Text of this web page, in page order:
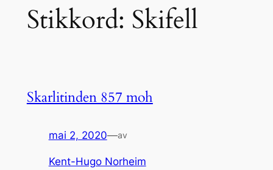
Stikkord: Skifell
Skarlitinden 857 moh
mai 2, 2020—av
Kent-Hugo Norheim